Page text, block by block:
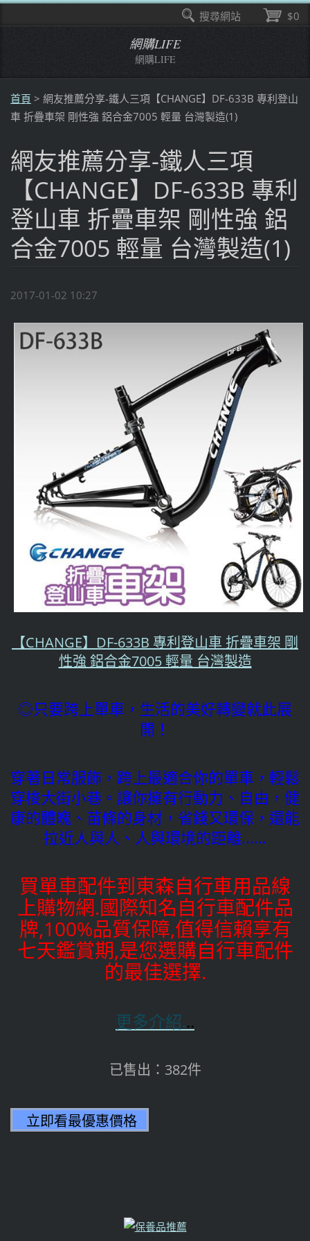
網購LIFE
網購LIFE
首頁 > 網友推薦分享-鐵人三項【CHANGE】DF-633B 專利登山
車 折疊車架 剛性強 鋁合金7005 輕量 台灣製造(1)
網友推薦分享-鐵人三項
【CHANGE】DF-633B 專利
登山車 折疊車架 剛性強 鋁
合金7005 輕量 台灣製造(1)
2017-01-02 10:27
【CHANGE】DF-633B 專利登山車 折疊車架 剛
性強 鋁合金7005 輕量 台灣製造
◎只要跨上單車，生活的美好轉變就此展
開！
穿著日常服飾，跨上最適合你的單車，輕鬆
穿梭大街小巷。讓你擁有行動力、自由，健
康的體魄、苗條的身材，省錢又環保，還能
拉近人與人、人與環境的距離......
買單車配件到東森自行車用品線
上購物網.國際知名自行車配件品
牌,100%品質保障,值得信賴享有
七天鑑賞期,是您選購自行車配件
的最佳選擇.
更多介紹...
已售出：382件
$0
搜尋網站